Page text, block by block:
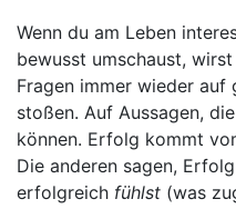
Wenn du am Leben
bewusst umschaust,
Fragen immer wieder
stoßen. Auf Aussagen,
können. Erfolg kommt
Die anderen sagen,
erfolgreich fühlst (was